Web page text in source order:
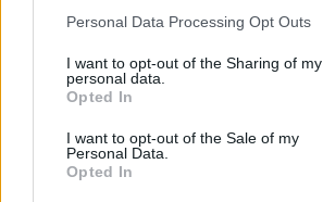
Personal Data Processing Opt Outs
I want to opt-out of the Sharing of my
personal data.
Opted In
I want to opt-out of the Sale of my
Personal Data.
Opted In
Ο Μιχάλης Λιάπης στο
Φεστιβάλ Χορού
Μεσσηνίας
ΔΙΑΦΟΡΑ